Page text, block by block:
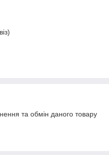
та обмін даного товару